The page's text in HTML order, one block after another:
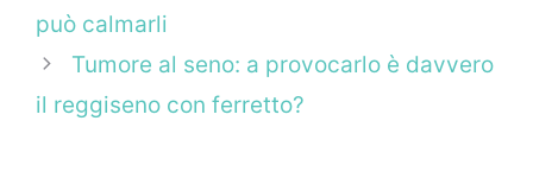
può calmarli
Tumore al seno: a provocarlo è davvero
il reggiseno con ferretto?